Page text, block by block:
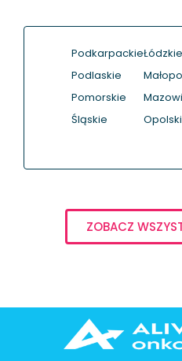
Podkarpackie
Podlaskie
Pomorskie
Śląskie
Łódzkie
ZOBACZ